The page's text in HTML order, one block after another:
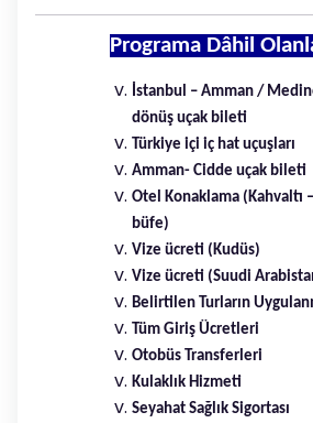
Programa Dâhil
İstanbul – Amman /
dönüş uçak bileti
Türkiye içi iç hat uçuşları
Amman- Cidde uçak bileti
Otel Konaklama (Kahvaltı
büfe)
Vize ücreti (Kudüs)
Vize ücreti (Suudi
Belirtilen Turların
Tüm Giriş Ücretleri
Otobüs Transferleri
Kulaklık Hizmeti
Seyahat Sağlık Sigortası